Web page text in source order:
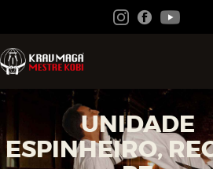
UNIDADE
ESPINHEIRO,
HOME
GRÃO MESTRE